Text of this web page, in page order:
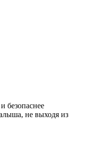
безопаснее
не выходя из